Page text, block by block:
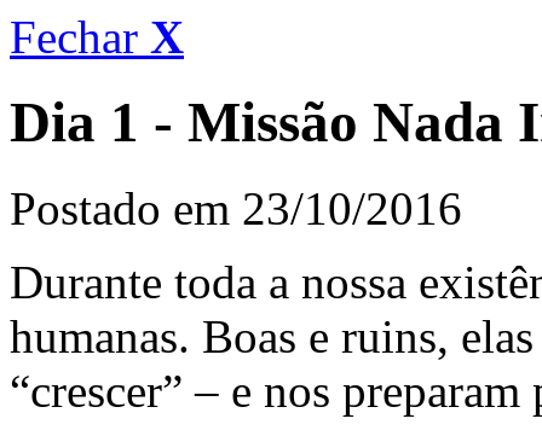
Fechar X
Dia 1 - Missão Nada
Postado em 23/10/2016
Durante toda a nossa
humanas. Boas e ruins,
“crescer” – e nos